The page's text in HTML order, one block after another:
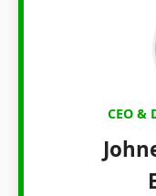
CEO &